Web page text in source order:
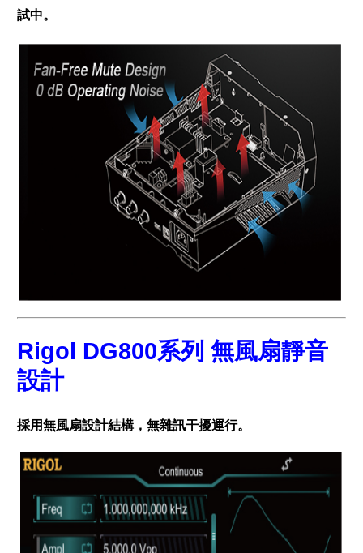
試中。
Rigol DG800系列 無風扇靜音
設計
採用無風扇設計結構，無雜訊干擾運行。